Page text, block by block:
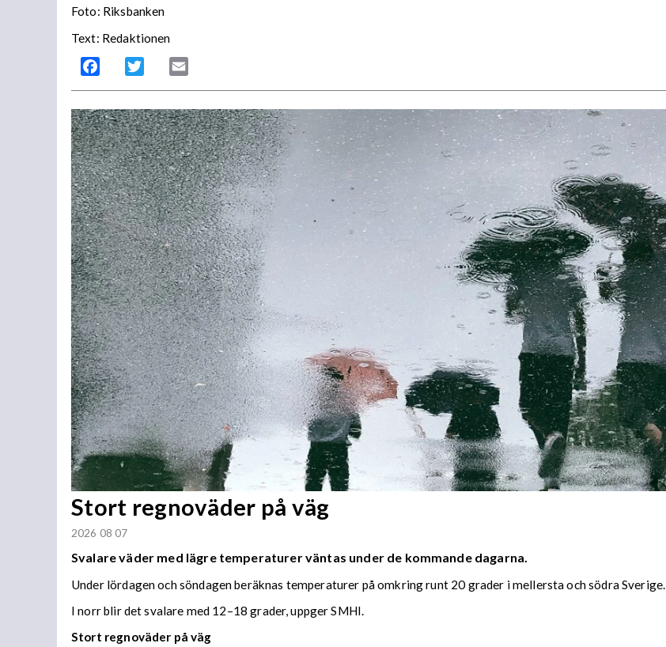
Foto: Riksbanken
Text: Redaktionen
Facebook Twitter
Stort regnoväder på väg
2026 08 07
Svalare väder med lägre temperaturer väntas under de kommande dagarna.
Under lördagen och söndagen beräknas temperaturer på omkring runt 20 grader i mellersta och södra Sverige.
I norr blir det svalare med 12–18 grader, uppger SMHI.
Stort regnoväder på väg